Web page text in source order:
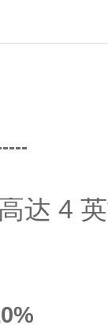
达 4